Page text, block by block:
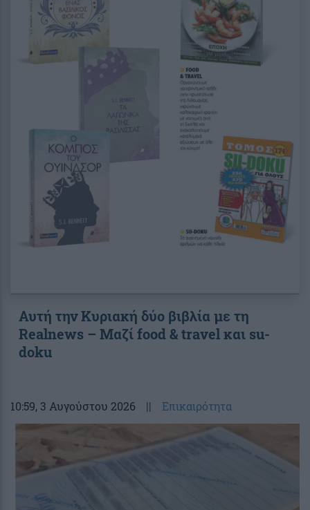
Αυτή την Κυριακή δύο βιβλία με τη
Realnews – Μαζί food & travel και su-
doku
10:59, 3 Αυγούστου 2026 || Επικαιρότητα